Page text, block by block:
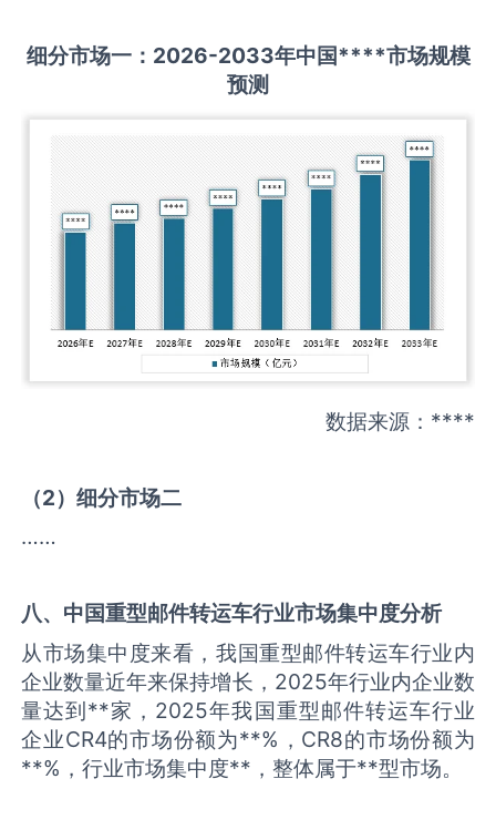
细分市场一： 2026-2033年中国****市场规模
预测
数据来源：****
（2）细分市场二
……
八、中国重型邮件转运车行业市场集中度分析
从市场集中度来看，我国重型邮件转运车行业内
企业数量近年来保持增长，2025年行业内企业数
量达到**家，2025年我国重型邮件转运车行业
企业CR4的市场份额为**%，CR8的市场份额为
**%，行业市场集中度**，整体属于**型市场。